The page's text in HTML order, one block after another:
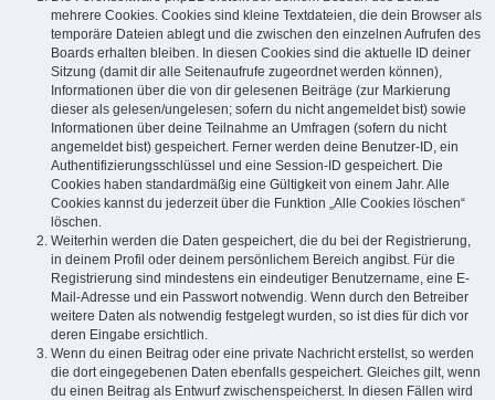
mehrere Cookies. Cookies sind kleine Textdateien, die dein Browser als
temporäre Dateien ablegt und die zwischen den einzelnen Aufrufen des
Boards erhalten bleiben. In diesen Cookies sind die aktuelle ID deiner
Sitzung (damit dir alle Seitenaufrufe zugeordnet werden können),
Informationen über die von dir gelesenen Beiträge (zur Markierung
dieser als gelesen/ungelesen; sofern du nicht angemeldet bist) sowie
Informationen über deine Teilnahme an Umfragen (sofern du nicht
angemeldet bist) gespeichert. Ferner werden deine Benutzer-ID, ein
Authentifizierungsschlüssel und eine Session-ID gespeichert. Die
Cookies haben standardmäßig eine Gültigkeit von einem Jahr. Alle
Cookies kannst du jederzeit über die Funktion „Alle Cookies löschen“
löschen.
Weiterhin werden die Daten gespeichert, die du bei der Registrierung,
in deinem Profil oder deinem persönlichem Bereich angibst. Für die
Registrierung sind mindestens ein eindeutiger Benutzername, eine E-
Mail-Adresse und ein Passwort notwendig. Wenn durch den Betreiber
weitere Daten als notwendig festgelegt wurden, so ist dies für dich vor
deren Eingabe ersichtlich.
Wenn du einen Beitrag oder eine private Nachricht erstellst, so werden
die dort eingegebenen Daten ebenfalls gespeichert. Gleiches gilt, wenn
du einen Beitrag als Entwurf zwischenspeicherst. In diesen Fällen wird